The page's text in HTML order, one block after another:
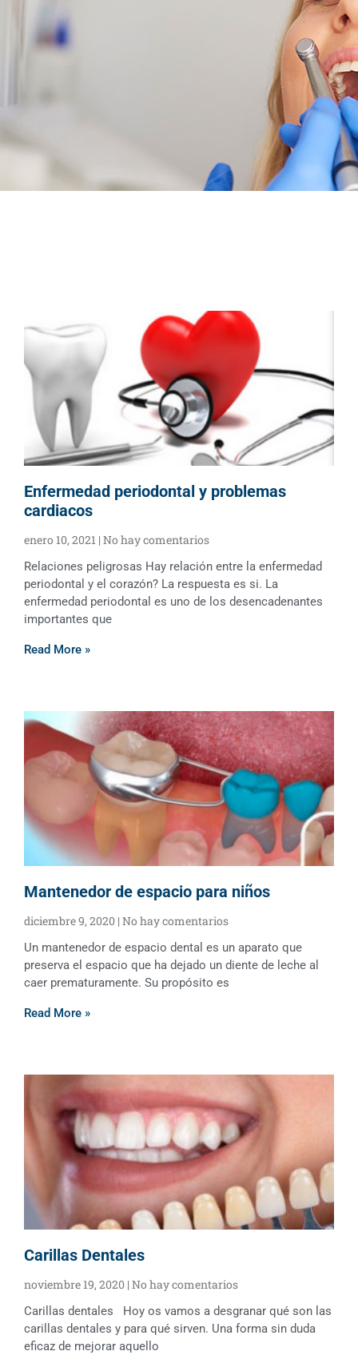
Enfermedad periodontal y problemas
cardiacos
enero 10, 2021 No hay comentarios
Relaciones peligrosas Hay relación entre la enfermedad
periodontal y el corazón? La respuesta es si. La
enfermedad periodontal es uno de los desencadenantes
importantes que
Read More »
Mantenedor de espacio para niños
diciembre 9, 2020 No hay comentarios
Un mantenedor de espacio dental es un aparato que
preserva el espacio que ha dejado un diente de leche al
caer prematuramente. Su propósito es
Read More »
Carillas Dentales
noviembre 19, 2020 No hay comentarios
Carillas dentales Hoy os vamos a desgranar qué son las
carillas dentales y para qué sirven. Una forma sin duda
eficaz de mejorar aquello